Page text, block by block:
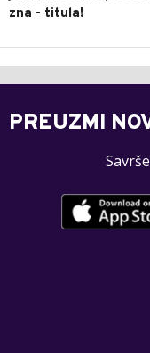
zna - titula!
PREUZMI